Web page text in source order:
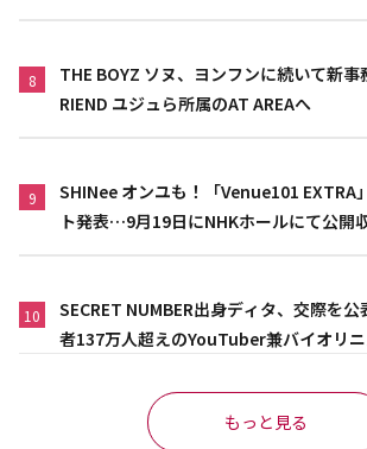
8
THE BOYZ ソヌ、ヨンフンに続いて新
RIEND ユジュら所属のAT AREAへ
9
SHINee オンユも！「Venue101 EXTRA
ト発表…9月19日にNHKホールにて公開
10
SECRET NUMBER出身ディタ、交際を
者137万人超えのYouTuber兼バイオリ
もっと見る